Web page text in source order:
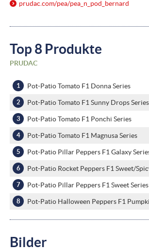
prudac.com/pea/pea_n_pod_bernard
Top 8 Produkte
PRUDAC
Pot-Patio Tomato F1 Donna Series
Pot-Patio Tomato F1 Sunny Drops Series
Pot-Patio Tomato F1 Ponchi Series
Pot-Patio Tomato F1 Magnusa Series
Pot-Patio Pillar Peppers F1 Galaxy
Pot-Patio Rocket Peppers F1 Sweet/
Pot-Patio Pillar Peppers F1 Sweet Series
Pot-Patio Halloween Peppers F1
Bilder